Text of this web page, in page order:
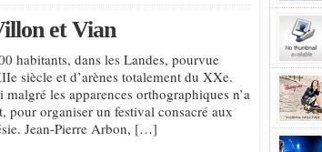
et Vian
habitants, dans les Landes, pourvue
siècle et d’arènes totalement du XXe.
les apparences orthographiques n’a
pour organiser un festival consacré aux
Jean-Pierre Arbon, […]